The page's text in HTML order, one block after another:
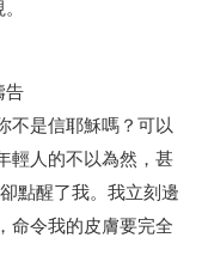
告
不是信耶穌嗎？可以
輕人的不以為然，甚
點醒了我。我立刻邊
命令我的皮膚要完全